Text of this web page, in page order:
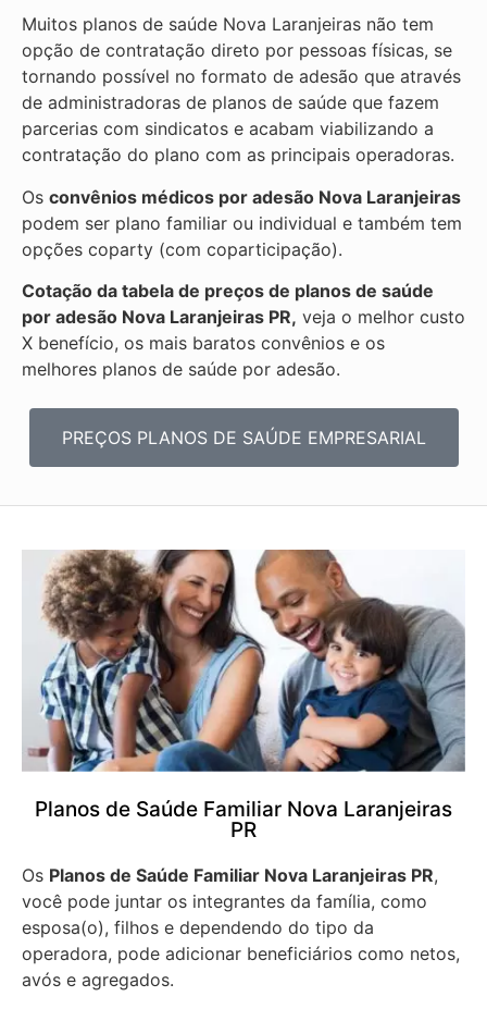
Muitos planos de saúde Nova Laranjeiras não tem
opção de contratação direto por pessoas físicas, se
tornando possível no formato de adesão que através
de administradoras de planos de saúde que fazem
parcerias com sindicatos e acabam viabilizando a
contratação do plano com as principais operadoras.
Os convênios médicos por adesão Nova Laranjeiras
podem ser plano familiar ou individual e também tem
opções coparty (com coparticipação).
Cotação da tabela de preços de planos de saúde
por adesão Nova Laranjeiras PR, veja o melhor custo
X benefício, os mais baratos convênios e os
melhores planos de saúde por adesão.
PREÇOS PLANOS DE SAÚDE EMPRESARIAL
Planos de Saúde Familiar Nova Laranjeiras
PR
Os Planos de Saúde Familiar Nova Laranjeiras PR,
você pode juntar os integrantes da família, como
esposa(o), filhos e dependendo do tipo da
operadora, pode adicionar beneficiários como netos,
avós e agregados.